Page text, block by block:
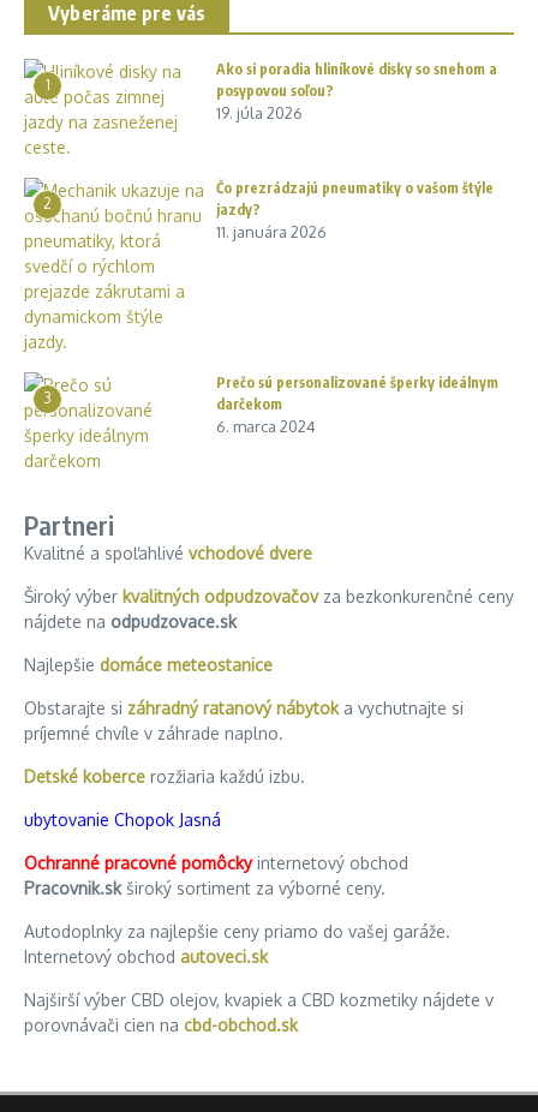
Vyberáme pre vás
1
Ako si poradia hliníkové disky so snehom a
posypovou soľou?
19. júla 2026
2
Čo prezrádzajú pneumatiky o vašom štýle
jazdy?
11. januára 2026
3
Prečo sú personalizované šperky ideálnym
darčekom
6. marca 2024
Partneri
Kvalitné a spoľahlivé vchodové dvere
Široký výber kvalitných odpudzovačovza bezkonkurenčné ceny
nájdete na odpudzovace.sk
Najlepšie domáce meteostanice
Obstarajte si záhradný ratanový nábytoka vychutnajte si
príjemné chvíle v záhrade naplno.
Detské koberce rozžiaria každú izbu.
ubytovanie Chopok Jasná
Ochranné pracovné pomôckyinternetový obchod
Pracovnik.skširoký sortiment za výborné ceny.
Autodoplnky za najlepšie ceny priamo do vašej garáže.
Internetový obchod autoveci.sk
Najširší výber CBD olejov, kvapiek a CBD kozmetiky nájdete v
porovnávači cien na cbd-obchod.sk